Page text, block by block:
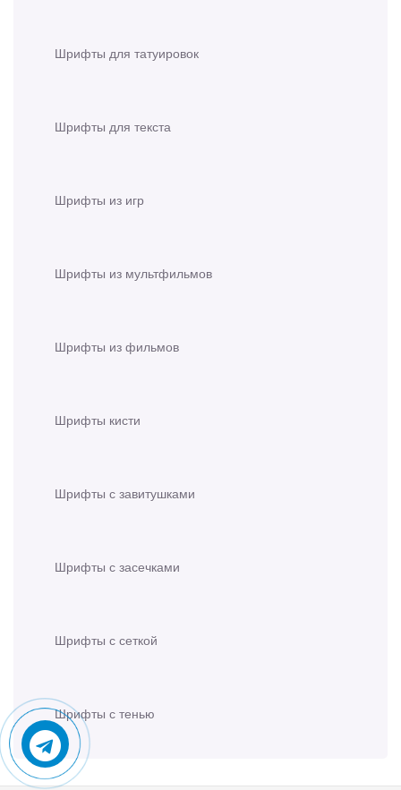
Шрифты для татуировок
Шрифты для текста
Шрифты из игр
Шрифты из мультфильмов
Шрифты из фильмов
Шрифты кисти
Шрифты с завитушками
Шрифты с засечками
Шрифты с сеткой
Шрифты с тенью